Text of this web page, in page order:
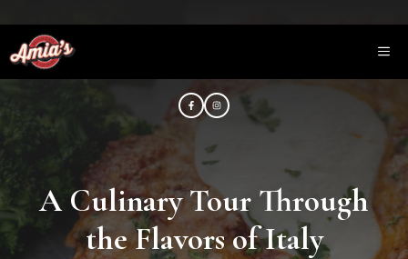
contenido
A Culinary Tour Through
the Flavors of Italy